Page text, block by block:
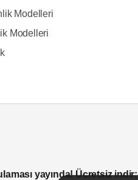
Modelleri
Modelleri
yayında! Ücretsiz indir: